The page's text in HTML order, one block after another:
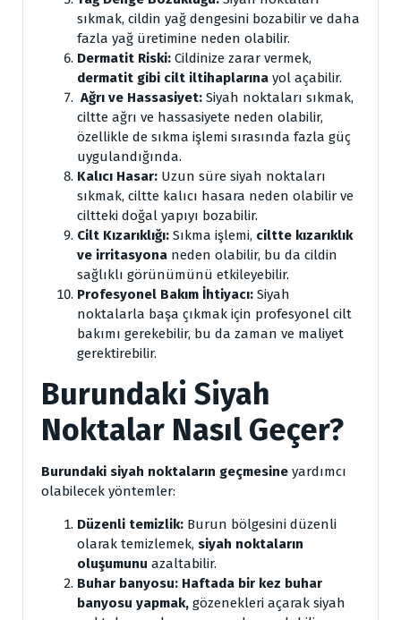
sıkmak, cildin yağ dengesini bozabilir ve daha
fazla yağ üretimine neden olabilir.
Dermatit Riski: Cildinize zarar vermek,
dermatit gibi cilt iltihaplarına yol açabilir.
Ağrı ve Hassasiyet: Siyah noktaları sıkmak,
ciltte ağrı ve hassasiyete neden olabilir,
özellikle de sıkma işlemi sırasında fazla güç
uygulandığında.
Kalıcı Hasar: Uzun süre siyah noktaları
sıkmak, ciltte kalıcı hasara neden olabilir ve
ciltteki doğal yapıyı bozabilir.
Cilt Kızarıklığı: Sıkma işlemi, ciltte kızarıklık
ve irritasyona neden olabilir, bu da cildin
sağlıklı görünümünü etkileyebilir.
Profesyonel Bakım İhtiyacı: Siyah
noktalarla başa çıkmak için profesyonel cilt
bakımı gerekebilir, bu da zaman ve maliyet
gerektirebilir.
Burundaki Siyah
Noktalar Nasıl Geçer?
Burundaki siyah noktaların geçmesine yardımcı
olabilecek yöntemler:
Düzenli temizlik: Burun bölgesini düzenli
olarak temizlemek, siyah noktaların
oluşumunu azaltabilir.
Buhar banyosu: Haftada bir kez buhar
banyosu yapmak, gözenekleri açarak siyah